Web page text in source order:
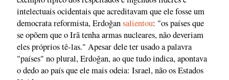
intelectuais ocidentais que acreditavam que ele fosse um
democrata reformista, Erdoğansalientou: "os países que
se opõem que o Irã tenha armas nucleares, não deveriam
eles próprios tê-las." Apesar dele ter usado a palavra
"países" no plural, Erdoğan, ao que tudo indica, apontava
o dedo ao país que ele mais odeia: Israel, não os Estados